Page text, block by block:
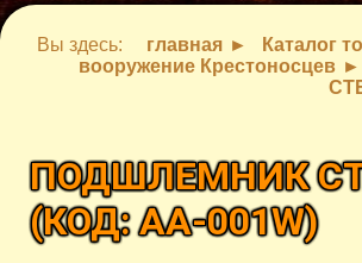
Вы здесь: главная Каталог
вооружение Крестоносцев
ПОДШЛЕМНИК
(КОД:AA-001W)